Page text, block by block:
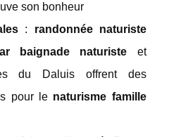
son bonheur
: randonnée naturiste
baignade naturiste et
du Daluis offrent des
pour le naturisme famille